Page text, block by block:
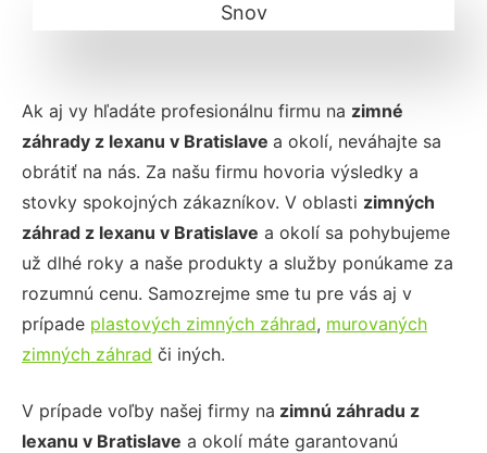
Ak aj vy hľadáte profesionálnu firmu na zimné
záhrady z lexanu v Bratislave a okolí, neváhajte sa
obrátiť na nás. Za našu firmu hovoria výsledky a
stovky spokojných zákazníkov. V oblasti zimných
záhrad z lexanu v Bratislave a okolí sa pohybujeme
už dlhé roky a naše produkty a služby ponúkame za
rozumnú cenu. Samozrejme sme tu pre vás aj v
prípade plastových zimných záhrad, murovaných
zimných záhrad či iných.
V prípade voľby našej firmy na zimnú záhradu z
lexanu v Bratislave a okolí máte garantovanú